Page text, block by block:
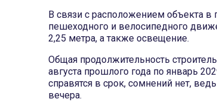
В связи с расположением объекта в
пешеходного и велосипедного
2,25 метра, а также освещение.
Общая продолжительность
августа прошлого года по январь
справятся в срок, сомнений нет,
вечера.